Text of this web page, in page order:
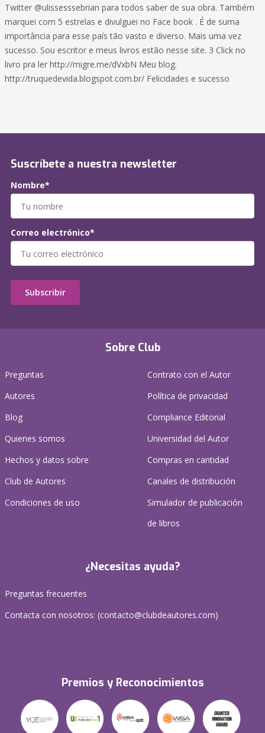
Twitter @ulissesssebrian para todos saber de sua obra. Também
marquei com 5 estrelas e divulguei no Face book . É de suma
importância para esse país tão vasto e diverso. Mais uma vez
sucesso. Sou escritor e meus livros estão nesse site. 3 Click no
livro pra ler http://migre.me/dVxbN Meu blog.
http://truquedevida.blogspot.com.br/ Felicidades e sucesso
Sobre Club
Preguntas
Autores
Blog
Quienes somos
Hechos y datos sobre
Club de Autores
Condiciones de uso
Contrato con el Autor
Política de privacidad
Compliance Editorial
Universidad del Autor
Compras en cantidad
Canales de distribución
Simulador de publicación
de libros
¿Necesitas ayuda?
Preguntas frecuentes
Contacta con nosotros: (contacto@clubdeautores.com)
Premios y Reconocimientos
Suscríbete a nuestra newsletter
Nombre*
Correo electrónico*
Subscribir